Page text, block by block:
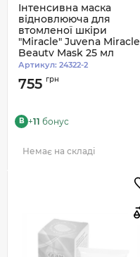
Інтенсивна маска
відновлююча для
втомленої шкіри
"Miracle" Juvena Miracle
Beauty Mask 25 мл
(76183)
Артикул: 24322-2
755 грн
B +11 бонус
Немає на складі